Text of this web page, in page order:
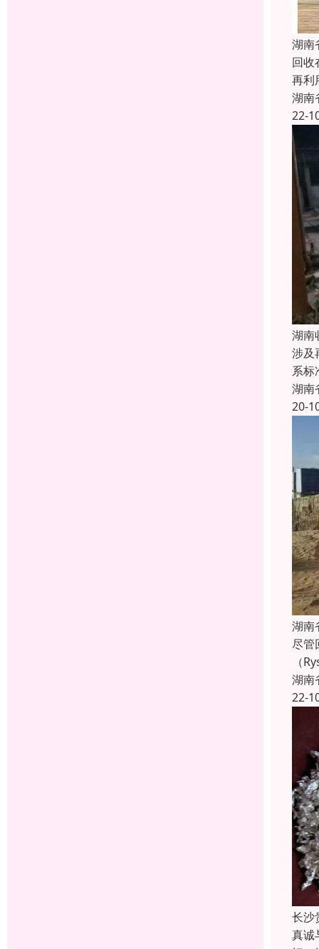
湖南
回收
再利
湖南
22-
湖南
涉及
系标
湖南
20-
湖南
尽管
（
湖南
22-
长沙
真诚